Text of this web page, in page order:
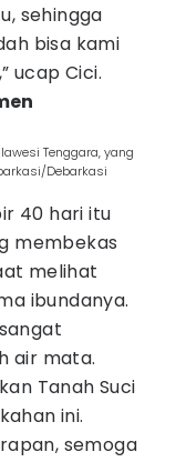
sehingga
bisa kami
ucap Cici.
Tenggara, yang
Debarkasi
40 hari itu
membekas
melihat
ibundanya.
air mata.
Tanah Suci
ini.
semoga